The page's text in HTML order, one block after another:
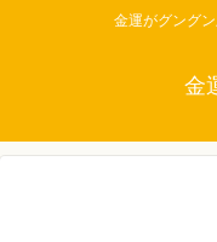
金運がグング
金